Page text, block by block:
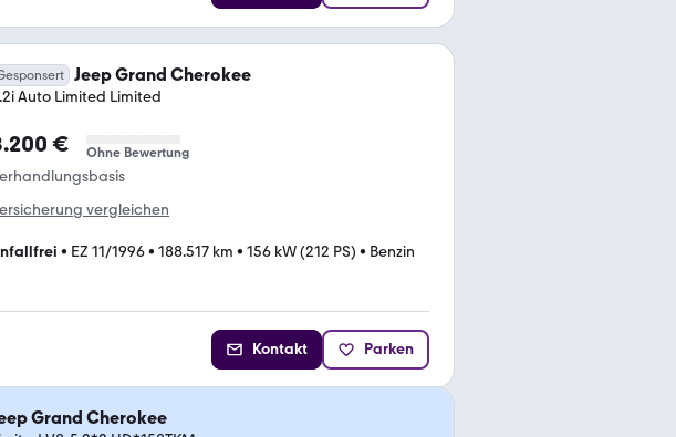
Jeep Grand Cherokee
Auto Limited Limited
€ Ohne Bewertung
vergleichen
• EZ 11/1996• 188.517 km • 156 kW (212 PS) • Benzin
Kontakt Parken
Grand Cherokee